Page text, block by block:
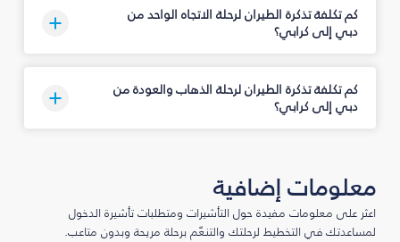
كم تكلفة تذكرة الطيران لرحلة الاتجاه الواحد من
دبي إلى كرابي؟
كم تكلفة تذكرة الطيران لرحلة الذهاب والعودة من
دبي إلى كرابي؟
معلومات إضافية
اعثر على معلومات مفيدة حول التأشيرات ومتطلبات تأشيرة الدخول
لمساعدتك في التخطيط لرحلتك والتنعّم برحلة مريحة وبدون متاعب.